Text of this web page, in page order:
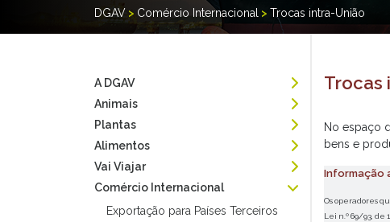
DGAV > Comércio Internacional > Trocas intra-União
A DGAV
Animais
Plantas
Alimentos
Vai Viajar
Comércio Internacional
Exportação para Países Terceiros
Trocas
No espaço
bens e
Informação
Os operadores
Lei n.º 69/93, de